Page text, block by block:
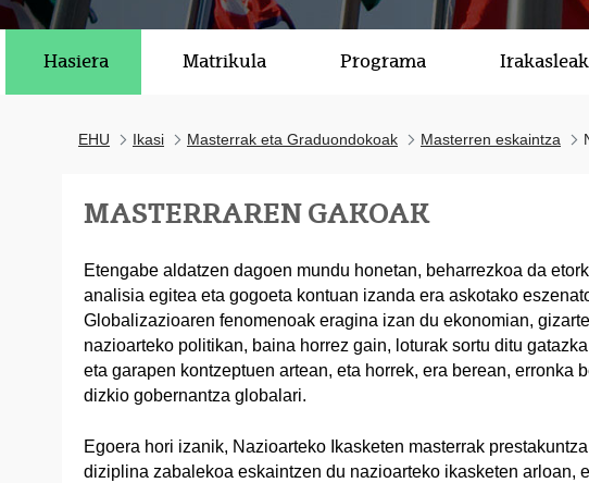
Hasiera Matrikula Programa Irakasleak
EHU Ikasi Masterrak eta Graduondokoak Masterren eskaintza
MASTERRAREN GAKOAK
Etengabe aldatzen dagoen mundu honetan, beharrezkoa da
analisia egitea eta gogoeta kontuan izanda era askotako
Globalizazioaren fenomenoak eragina izan du ekonomian,
nazioarteko politikan, baina horrez gain, loturak sortu ditu
eta garapen kontzeptuen artean, eta horrek, era berean, erronka
dizkio gobernantza globalari.
Egoera hori izanik, Nazioarteko Ikasketen masterrak
diziplina zabalekoa eskaintzen du nazioarteko ikasketen arloan,